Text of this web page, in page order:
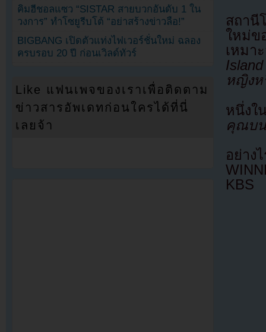
สถานี
ใหม่ข
เหมา
หญิงห
หนึ่งใ
คุณบน
อย่า
KBS
คิมฮีชอลแซว “SISTAR สายบวกอันดับ 1 ใน
วงการ” ทำโซยูรีบโต้ “อย่าสร้างข่าวลือ!”
BIGBANG เปิดตัวแท่งไฟเวอร์ชั่นใหม่ ฉลอง
ครบรอบ 20 ปี ก่อนเวิลด์ทัวร์
Like แฟนเพจของเราเพื่อติดตาม
ข่าวสารอัพเดทก่อนใครได้ที่นี่
เลยจ้า